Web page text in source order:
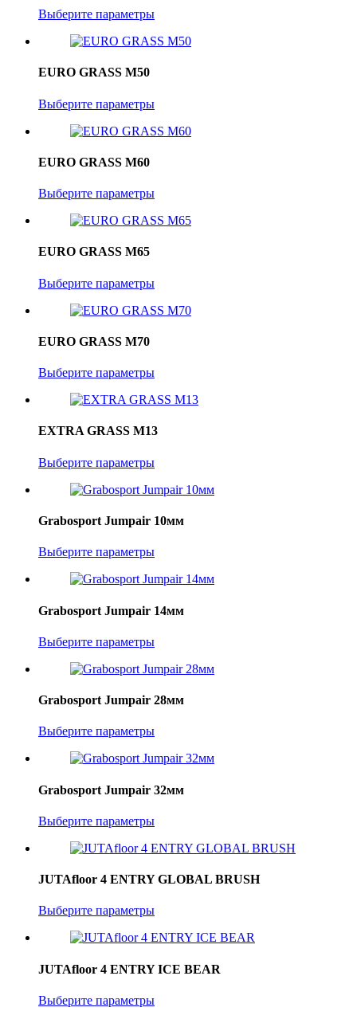
Выберите параметры
EURO GRASS M50
Выберите параметры
EURO GRASS M60
Выберите параметры
EURO GRASS M65
Выберите параметры
EURO GRASS M70
Выберите параметры
EXTRA GRASS M13
Выберите параметры
Grabosport Jumpair 10мм
Выберите параметры
Grabosport Jumpair 14мм
Выберите параметры
Grabosport Jumpair 28мм
Выберите параметры
Grabosport Jumpair 32мм
Выберите параметры
JUTAfloor 4 ENTRY GLOBAL BRUSH
Выберите параметры
JUTAfloor 4 ENTRY ICE BEAR
Выберите параметры